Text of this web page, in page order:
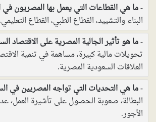
ما هي القطاعات التي يعمل بها المصريون في
البناء والتشييد، القطاع الطبي، القطاع
ما هو تأثير الجالية المصرية على الاقتصاد
تحويلات مالية كبيرة، مساهمة في تنمية
العلاقات السعودية المصرية.
ما هي التحديات التي تواجه المصريين في
البطالة، صعوبة الحصول على تأشيرة العمل،
الأجور.